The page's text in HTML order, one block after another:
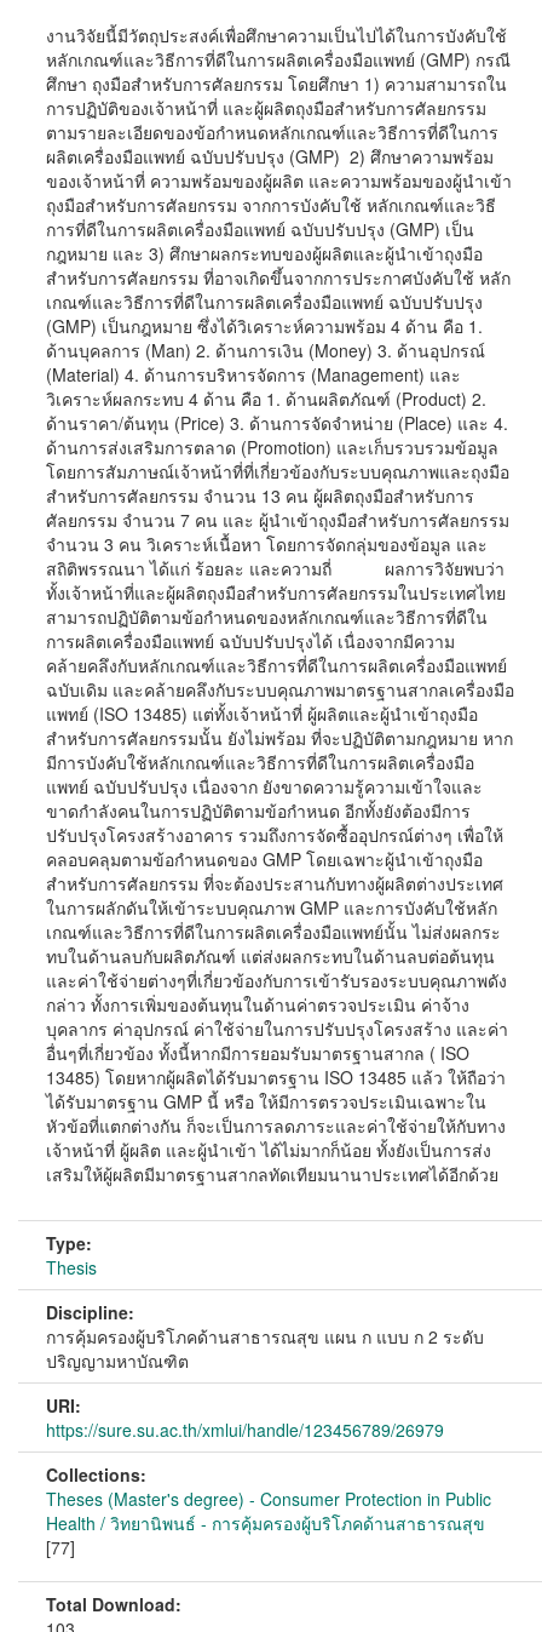
งานวิจัยนี้มีวัตถุประสงค์เพื่อศึกษาความเป็นไปได้ในการบังคับใช้
หลักเกณฑ์และวิธีการที่ดีในการผลิตเครื่องมือแพทย์ (GMP) กรณี
ศึกษา ถุงมือสำหรับการศัลยกรรม โดยศึกษา 1) ความสามารถใน
การปฏิบัติของเจ้าหน้าที่ และผู้ผลิตถุงมือสำหรับการศัลยกรรม
ตามรายละเอียดของข้อกำหนดหลักเกณฑ์และวิธีการที่ดีในการ
ผลิตเครื่องมือแพทย์ ฉบับปรับปรุง (GMP) 2) ศึกษาความพร้อม
ของเจ้าหน้าที่ ความพร้อมของผู้ผลิต และความพร้อมของผู้นำเข้า
ถุงมือสำหรับการศัลยกรรม จากการบังคับใช้ หลักเกณฑ์และวิธี
การที่ดีในการผลิตเครื่องมือแพทย์ ฉบับปรับปรุง (GMP) เป็น
กฎหมาย และ 3) ศึกษาผลกระทบของผู้ผลิตและผู้นำเข้าถุงมือ
สำหรับการศัลยกรรม ที่อาจเกิดขึ้นจากการประกาศบังคับใช้ หลัก
เกณฑ์และวิธีการที่ดีในการผลิตเครื่องมือแพทย์ ฉบับปรับปรุง
(GMP) เป็นกฎหมาย ซึ่งได้วิเคราะห์ความพร้อม 4 ด้าน คือ 1.
ด้านบุคลการ (Man) 2. ด้านการเงิน (Money) 3. ด้านอุปกรณ์
(Material) 4. ด้านการบริหารจัดการ (Management) และ
วิเคราะห์ผลกระทบ 4 ด้าน คือ 1. ด้านผลิตภัณฑ์ (Product) 2.
ด้านราคา/ต้นทุน (Price) 3. ด้านการจัดจำหน่าย (Place) และ 4.
ด้านการส่งเสริมการตลาด (Promotion) และเก็บรวบรวมข้อมูล
โดยการสัมภาษณ์เจ้าหน้าที่ที่เกี่ยวข้องกับระบบคุณภาพและถุงมือ
สำหรับการศัลยกรรม จำนวน 13 คน ผู้ผลิตถุงมือสำหรับการ
ศัลยกรรม จำนวน 7 คน และ ผู้นำเข้าถุงมือสำหรับการศัลยกรรม
จำนวน 3 คน วิเคราะห์เนื้อหา โดยการจัดกลุ่มของข้อมูล และ
สถิติพรรณนา ได้แก่ ร้อยละ และความถี่ ผลการวิจัยพบว่า
ทั้งเจ้าหน้าที่และผู้ผลิตถุงมือสำหรับการศัลยกรรมในประเทศไทย
สามารถปฏิบัติตามข้อกำหนดของหลักเกณฑ์และวิธีการที่ดีใน
การผลิตเครื่องมือแพทย์ ฉบับปรับปรุงได้ เนื่องจากมีความ
คล้ายคลึงกับหลักเกณฑ์และวิธีการที่ดีในการผลิตเครื่องมือแพทย์
ฉบับเดิม และคล้ายคลึงกับระบบคุณภาพมาตรฐานสากลเครื่องมือ
แพทย์ (ISO 13485) แต่ทั้งเจ้าหน้าที่ ผู้ผลิตและผู้นำเข้าถุงมือ
สำหรับการศัลยกรรมนั้น ยังไม่พร้อม ที่จะปฏิบัติตามกฎหมาย หาก
มีการบังคับใช้หลักเกณฑ์และวิธีการที่ดีในการผลิตเครื่องมือ
แพทย์ ฉบับปรับปรุง เนื่องจาก ยังขาดความรู้ความเข้าใจและ
ขาดกำลังคนในการปฏิบัติตามข้อกำหนด อีกทั้งยังต้องมีการ
ปรับปรุงโครงสร้างอาคาร รวมถึงการจัดซื้ออุปกรณ์ต่างๆ เพื่อให้
คลอบคลุมตามข้อกำหนดของ GMP โดยเฉพาะผู้นำเข้าถุงมือ
สำหรับการศัลยกรรม ที่จะต้องประสานกับทางผู้ผลิตต่างประเทศ
ในการผลักดันให้เข้าระบบคุณภาพ GMP และการบังคับใช้หลัก
เกณฑ์และวิธีการที่ดีในการผลิตเครื่องมือแพทย์นั้น ไม่ส่งผลกระ
ทบในด้านลบกับผลิตภัณฑ์ แต่ส่งผลกระทบในด้านลบต่อต้นทุน
และค่าใช้จ่ายต่างๆที่เกี่ยวข้องกับการเข้ารับรองระบบคุณภาพดัง
กล่าว ทั้งการเพิ่มของต้นทุนในด้านค่าตรวจประเมิน ค่าจ้าง
บุคลากร ค่าอุปกรณ์ ค่าใช้จ่ายในการปรับปรุงโครงสร้าง และค่า
อื่นๆที่เกี่ยวข้อง ทั้งนี้หากมีการยอมรับมาตรฐานสากล ( ISO
13485) โดยหากผู้ผลิตได้รับมาตรฐาน ISO 13485 แล้ว ให้ถือว่า
ได้รับมาตรฐาน GMP นี้ หรือ ให้มีการตรวจประเมินเฉพาะใน
หัวข้อที่แตกต่างกัน ก็จะเป็นการลดภาระและค่าใช้จ่ายให้กับทาง
เจ้าหน้าที่ ผู้ผลิต และผู้นำเข้า ได้ไม่มากก็น้อย ทั้งยังเป็นการส่ง
เสริมให้ผู้ผลิตมีมาตรฐานสากลทัดเทียมนานาประเทศได้อีกด้วย
Type:
Thesis
Discipline:
การคุ้มครองผู้บริโภคด้านสาธารณสุข แผน ก แบบ ก 2 ระดับ
ปริญญามหาบัณฑิต
URI:
https://sure.su.ac.th/xmlui/handle/123456789/26979
Collections:
Theses (Master's degree) - Consumer Protection in Public
Health / วิทยานิพนธ์ - การคุ้มครองผู้บริโภคด้านสาธารณสุข
[77]
Total Download: